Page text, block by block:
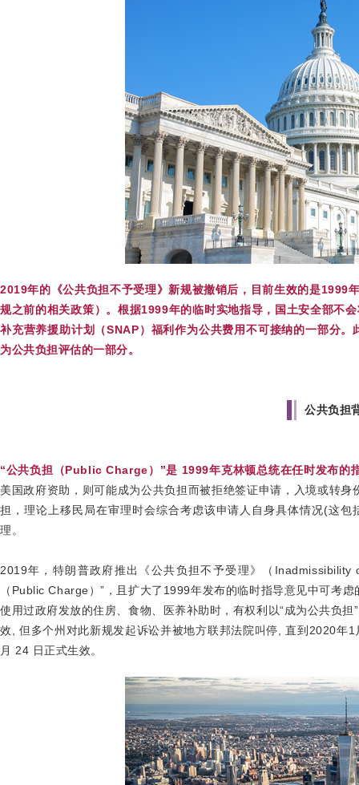
2019年的《公共负担不予受理》新规被撤销后，目前生效的是1999
规之前的相关政策）。根据1999年的临时实地指导，国土安全部不
补充营养援助计划（SNAP）福利作为公共费用不可接纳的一部分
为公共负担评估的一部分。
公共负担
“公共负担（Public Charge）”是 1999年克林顿总统在任时发布的
美国政府资助，则可能成为公共负担而被拒绝签证申请，入境或转
担，理论上移民局在审理时会综合考虑该申请人自身具体情况(这
理。
2019年，特朗普政府推出《公共负担不予受理》（
（Public Charge）”，且扩大了1999年发布的临时指导意见中可考
使用过政府发放的住房、食物、医养补助时，有权利以“成为公共负
效, 但多个州对此新规发起诉讼并被地方联邦法院叫停, 直到2020年
月 24 日正式生效。